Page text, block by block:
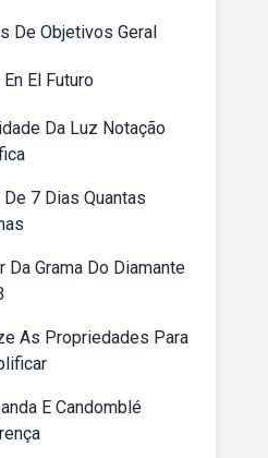
De Objetivos Geral
El Futuro
Da Luz Notação
De 7 Dias Quantas
Da Grama Do Diamante
As Propriedades Para
E Candomblé